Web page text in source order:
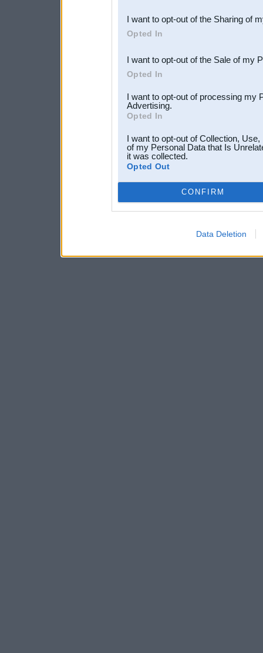
Downstream Participants
third parties.
I want to opt-out of the Sharing of
Opted In
I want to opt-out of the Sale of my
Opted In
I want to opt-out of processing my
Advertising.
Opted In
I want to opt-out of Collection,
of my Personal Data that Is
it was collected.
Opted Out
CONFIRM
Data Deletion